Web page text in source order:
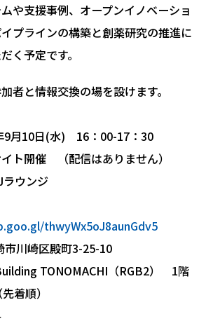
や支援事例、オープンイノベーショ
プラインの構築と創薬研究の推進に
く予定です。
者と情報交換の場を設けます。
9月10日(水) 16：00-17：30
ト開催 （配信はありません）
ラウンジ
thwyWx5oJ8aunGdv5
川崎区殿町3-25-10
TONOMACHI（RGB2） 1階
着順）